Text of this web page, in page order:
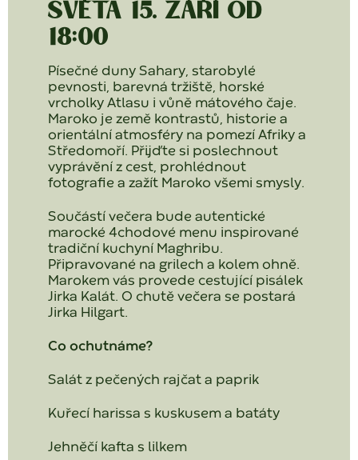
SVĚTA 15. ZÁŘÍ OD
18:00
Písečné duny Sahary, starobylé
pevnosti, barevná tržiště, horské
vrcholky Atlasu i vůně mátového čaje.
Maroko je země kontrastů, historie a
orientální atmosféry na pomezí Afriky a
Středomoří. Přijďte si poslechnout
vyprávění z cest, prohlédnout
fotografie a zažít Maroko všemi smysly.
Součástí večera bude autentické
marocké 4chodové menu inspirované
tradiční kuchyní Maghribu.
Připravované na grilech a kolem ohně.
Marokem vás provede cestující pisálek
Jirka Kalát. O chutě večera se postará
Jirka Hilgart.
Co ochutnáme?
Salát z pečených rajčat a paprik
Kuřecí harissa s kuskusem a batáty
Jehněčí kafta s lilkem